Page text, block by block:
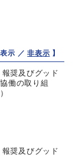
表示 ／非表示 】
奨及びグッド
働の取り組
奨及びグッド